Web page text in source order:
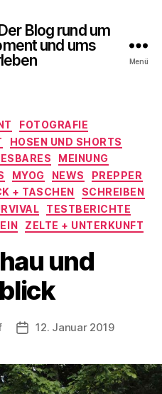
Blog rund um
und ums
Menü
Kategorien
FOTOGRAFIE
HOSEN UND SHORTS
MEINUNG
MYOG NEWS
PREPPER
+ TASCHEN
SCHREIBEN
TESTBERICHTE
ZELTE + UNTERKUNFT
und
Veröffentlichungsdatum
12. Januar 2019